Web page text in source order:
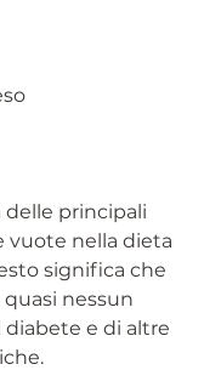
delle principali
vuote nella dieta
significa che
nessun
e di altre